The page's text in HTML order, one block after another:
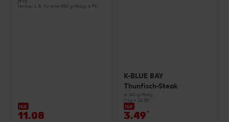
(entspr. z. B. für eine 450-g-Packg. 4.99)
nur
11.08
K-BLUE BAY
Thunfisch-Steak
je 140-g-Packg.
(1 kg = 24.93)
nur
3.49*